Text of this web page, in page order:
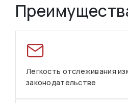
Легкость отслеживания
законодательстве